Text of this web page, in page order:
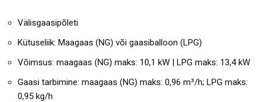
Välisgaasipõleti
Kütuseliik: Maagaas (NG) või gaasiballoon (LPG)
Võimsus: maagaas (NG) maks: 10,1 kW | LPG maks: 13,4 kW
Gaasi tarbimine: maagaas (NG) maks: 0,96 m³/h; LPG maks:
0,95 kg/h